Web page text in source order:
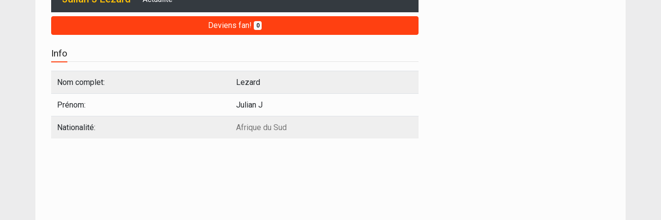
Deviens fan! 0
Info
Nom complet: Lezard
Prénom: Julian J
Nationalité: Afrique du Sud